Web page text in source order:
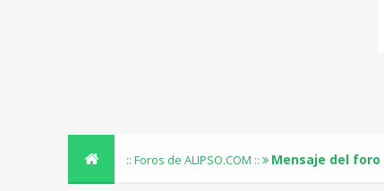
:: Foros de ALIPSO.COM :: Mensaje del foro